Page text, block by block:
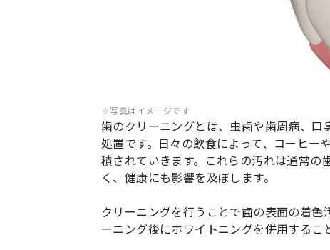
※写真はイメージです
歯のクリーニングとは、虫歯や歯周病、
処置です。日々の飲食によって、コーヒー
積されていきます。これらの汚れは通常
く、健康にも影響を及ぼします。
クリーニングを行うことで歯の表面の着
ーニング後にホワイトニングを併用するこ